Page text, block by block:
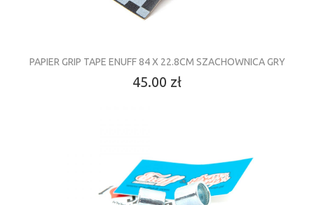
PAPIER GRIP TAPE ENUFF 84 X 22.8CM SZACHOWNICA GRY
45.00 zł